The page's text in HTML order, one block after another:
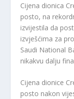
Cijena dionica
posto, na
izvijestila da
izvješćima za
Saudi National
nikakvu dalju
Cijena dionice
posto nakon